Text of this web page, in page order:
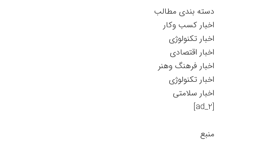
دسته بندی مطالب
اخبار کسب وکار
اخبار تکنولوژی
اخبار اقتصادی
اخبار فرهنگ وهنر
اخبار تکنولوژی
اخبار سلامتی
[ad_2]
منبع